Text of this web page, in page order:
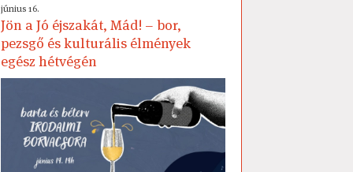
június 16.
Jön a Jó éjszakát, Mád! – bor,
pezsgő és kulturális élmények
egész hétvégén